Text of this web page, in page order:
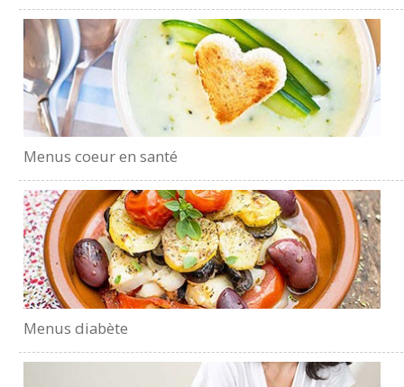
Menus coeur en santé
Menus diabète